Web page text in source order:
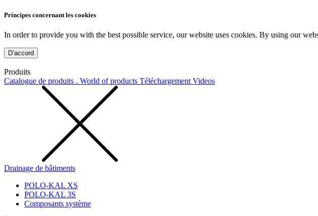
Principes concernant les cookies
In order to provide you with the best possible service, our website uses cookies. By using our
D’accord
Produits
Catalogue de produits . World of products Téléchargement Videos
Drainage de bâtiments
POLO-KAL XS
POLO-KAL 3S
Composants système